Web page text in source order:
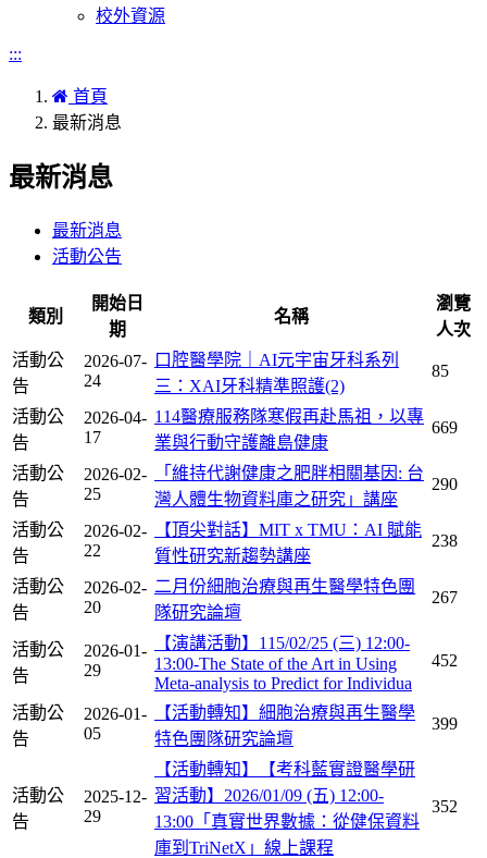
校外資源
:::
首頁
最新消息
最新消息
最新消息
活動公告
類別
開始日
期
名稱
瀏覽
人次
活動公
告
2026-07-
24
口腔醫學院｜AI元宇宙牙科系列
三：XAI牙科精準照護(2)
85
活動公
告
2026-04-
17
114醫療服務隊寒假再赴馬祖，以專
業與行動守護離島健康
669
活動公
告
2026-02-
25
「維持代謝健康之肥胖相關基因: 台
灣人體生物資料庫之研究」講座
290
活動公
告
2026-02-
22
【頂尖對話】MIT x TMU：AI 賦能
質性研究新趨勢講座
238
活動公
告
2026-02-
20
二月份細胞治療與再生醫學特色團
隊研究論壇
267
活動公
告
2026-01-
29
【演講活動】115/02/25 (三) 12:00-
13:00-The State of the Art in Using
Meta-analysis to Predict for Individua
452
活動公
告
2026-01-
05
【活動轉知】細胞治療與再生醫學
特色團隊研究論壇
399
活動公
告
2025-12-
29
【活動轉知】【考科藍實證醫學研
習活動】2026/01/09 (五) 12:00-
13:00「真實世界數據：從健保資料
庫到TriNetX」線上課程
352